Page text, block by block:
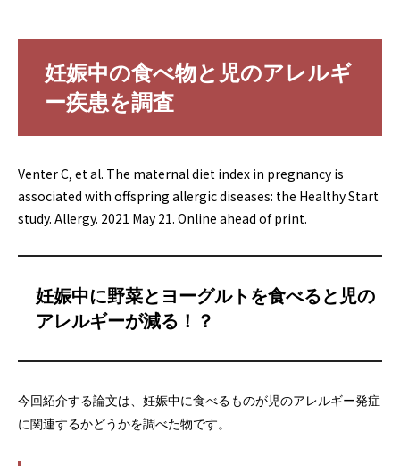
妊娠中の食べ物と児のアレルギ
ー疾患を調査
Venter C, et al. The maternal diet index in pregnancy is
associated with offspring allergic diseases: the Healthy Start
study. Allergy. 2021 May 21. Online ahead of print.
妊娠中に野菜とヨーグルトを食べると児の
アレルギーが減る！？
今回紹介する論文は、妊娠中に食べるものが児のアレルギー発症
に関連するかどうかを調べた物です。